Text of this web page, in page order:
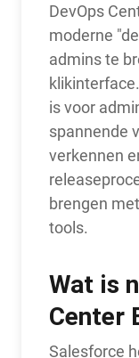
DevOps
moderne
admins te
is voor
spannende
verkennen
brengen
tools.
Wat is
Center
Salesforce